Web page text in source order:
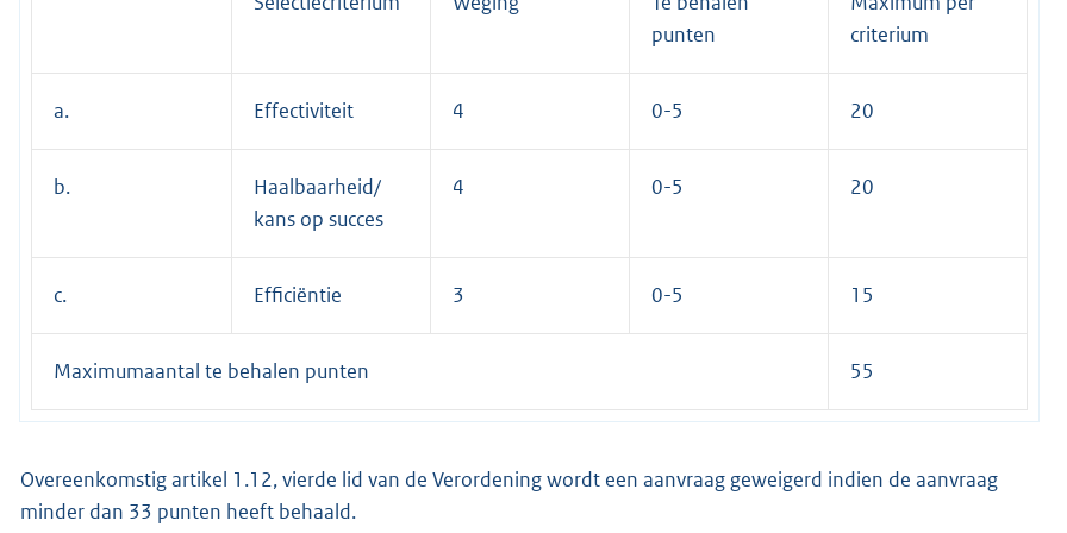
punten
criterium
a. Effectiviteit 4 0-5 20
b.
Haalbaarheid/
kans op succes
4 0-5 20
c. Efficiëntie 3 0-5 15
Maximumaantal te behalen punten 55
Overeenkomstig artikel 1.12, vierde lid van de Verordening wordt een aanvraag geweigerd indien de aanvraag
minder dan 33 punten heeft behaald.